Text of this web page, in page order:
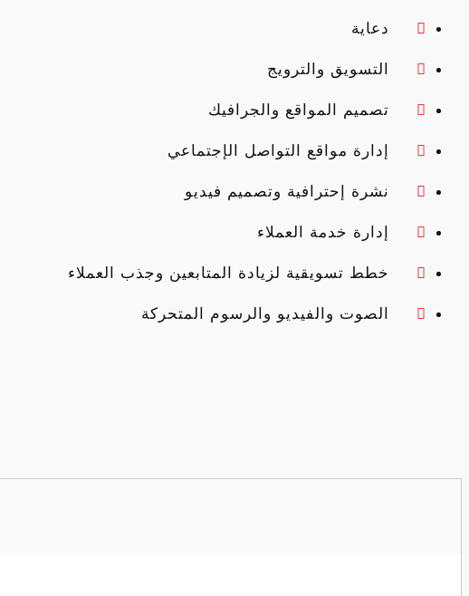
دعاية
التسويق والترويج
تصميم المواقع والجرافيك
إدارة مواقع التواصل الإجتماعي
نشرة إحترافية وتصميم فيديو
إدارة خدمة العملاء
خطط تسويقية لزيادة المتابعين وجذب العملاء
الصوت والفيديو والرسوم المتحركة